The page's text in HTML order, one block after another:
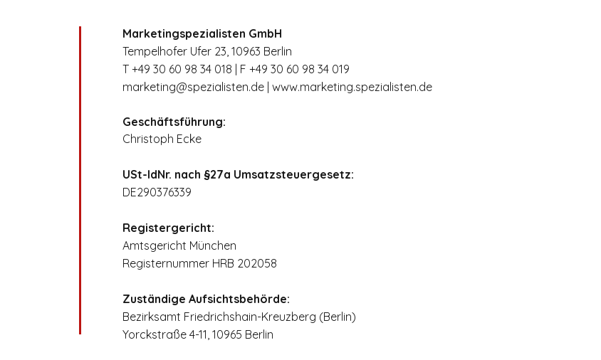
Marketingspezialisten GmbH
Tempelhofer Ufer 23, 10963 Berlin
T +49 30 60 98 34 018 | F +49 30 60 98 34 019
marketing@spezialisten.de www.marketing.spezialisten.de
Geschäftsführung:
Christoph Ecke
USt-IdNr. nach §27a Umsatzsteuergesetz:
DE290376339
Registergericht:
Amtsgericht München
Registernummer HRB 202058
Zuständige Aufsichtsbehörde:
Bezirksamt Friedrichshain-Kreuzberg (Berlin)
Yorckstraße 4-11, 10965 Berlin